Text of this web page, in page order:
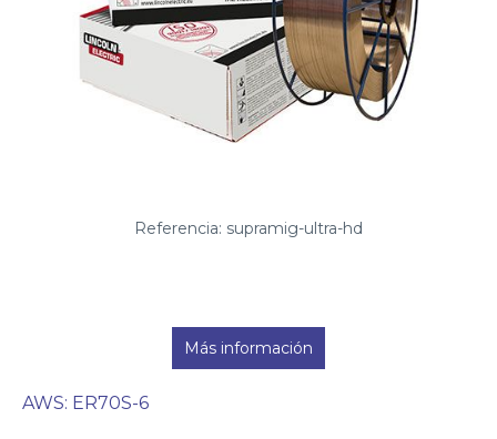
Referencia: supramig-ultra-hd
AWS: ER70S-6
Más información